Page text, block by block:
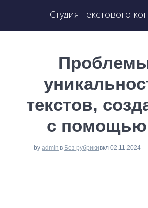
Студия текстового
текстов,
с
byadmin в Без рубрикивкл 02.11.2024